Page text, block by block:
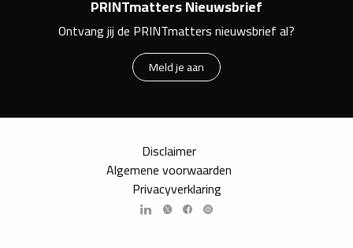
PRINTmatters Nieuwsbrief
Ontvang jij de PRINTmatters nieuwsbrief al?
Meld je aan
Disclaimer
Algemene voorwaarden
Privacyverklaring